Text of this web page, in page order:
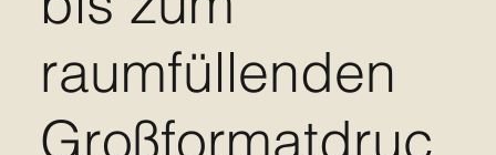
raumfüllenden
Großformatdruc